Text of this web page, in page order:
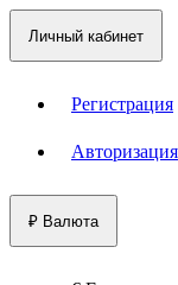
Личный кабинет
Регистрация
Авторизация
₽ Валюта